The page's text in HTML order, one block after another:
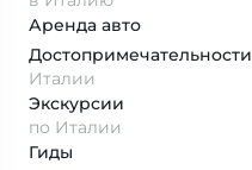
Аренда авто
Достопримеча­тельности
Италии
Экскурсии
по Италии
Гиды